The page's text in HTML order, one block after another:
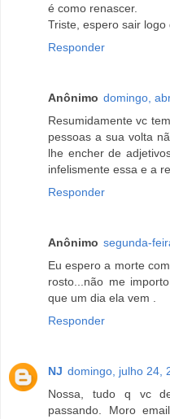
é como renascer.
Triste, espero sair logo
Responder
Anônimo domingo,
Resumidamente vc
pessoas a sua volta
lhe encher de
infelismente essa e a
Responder
Anônimo segunda-
Eu espero a morte
rosto...não me
que um dia ela vem .
Responder
NJ domingo, julho 24,
Nossa, tudo q vc
passando. Moro